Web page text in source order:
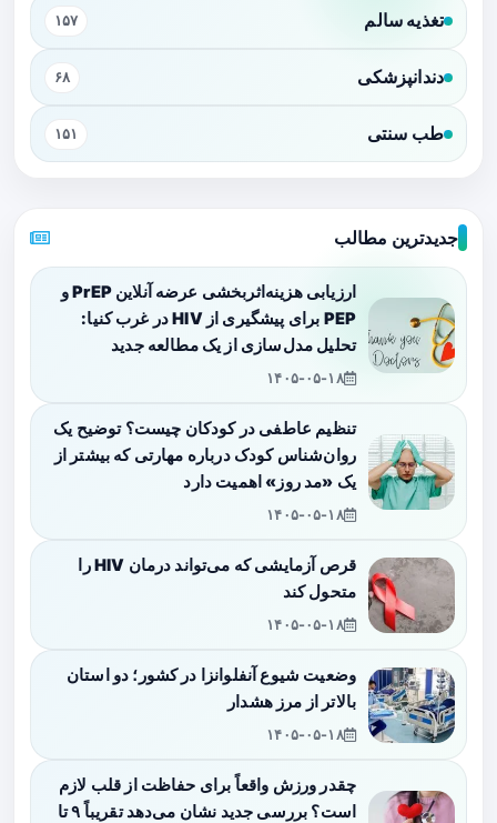
تغذیه سالم ۱۵۷
دندانپزشکی ۶۸
طب سنتی ۱۵۱
جدیدترین مطالب
ارزیابی هزینه‌اثربخشی عرضه آنلاین PrEP و
PEP برای پیشگیری از HIV در غرب کنیا:
تحلیل مدل‌سازی از یک مطالعه جدید
۱۴۰۵-۰۵-۱۸
تنظیم عاطفی در کودکان چیست؟ توضیح یک
روان‌شناس کودک درباره مهارتی که بیشتر از
یک «مد روز» اهمیت دارد
۱۴۰۵-۰۵-۱۸
قرص آزمایشی که می‌تواند درمان HIV را
متحول کند
۱۴۰۵-۰۵-۱۸
وضعیت شیوع آنفلوانزا در کشور؛ دو استان
بالاتر از مرز هشدار
۱۴۰۵-۰۵-۱۸
چقدر ورزش واقعاً برای حفاظت از قلب لازم
است؟ بررسی جدید نشان می‌دهد تقریباً ۹ تا